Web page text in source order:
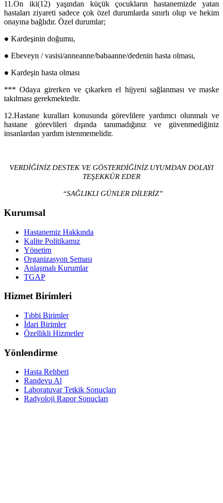
11.On iki(12) yaşından küçük çocukların hastanemizde yatan
hastaları ziyareti sadece çok özel durumlarda sınırlı olup ve hekim
onayına bağlıdır. Özel durumlar;
● Kardeşinin doğumu,
● Ebeveyn / vasisi/anneanne/babaanne/dedenin hasta olması,
● Kardeşin hasta olması
*** Odaya girerken ve çıkarken el hijyeni sağlanması ve maske
takılması gerekmektedir.
12.Hastane kuralları konusunda görevlilere yardımcı olunmalı ve
hastane görevlileri dışında tanımadığınız ve güvenmediğiniz
insanlardan yardım istenmemelidir.
VERDİĞİNİZ DESTEK VE GÖSTERDİĞİNİZ UYUMDAN DOLAYI
TEŞEKKÜR EDER
“SAĞLIKLI GÜNLER DİLERİZ”
Kurumsal
Hastanemiz Hakkında
Kalite Politikamız
Yönetim
Organizasyon Şeması
Anlaşmalı Kurumlar
TGAP
Hizmet Birimleri
Tıbbi Birimler
İdari Birimler
Özellikli Hizmetler
Yönlendirme
Hasta Rehberi
Randevu Al
Laboratuvar Tetkik Sonuçları
Radyoloji Rapor Sonuçları